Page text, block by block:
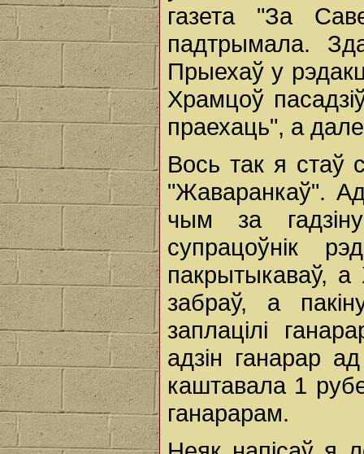
газета "За
падтрымала.
Прыехаў у
Храмцоў
праехаць", а
Вось так я стаў
"Жаваранкаў".
чым за
супрацоўнік
пакрытыкаваў,
забраў, а
заплацілі
адзін ганарар
каштавала 1
ганарарам.